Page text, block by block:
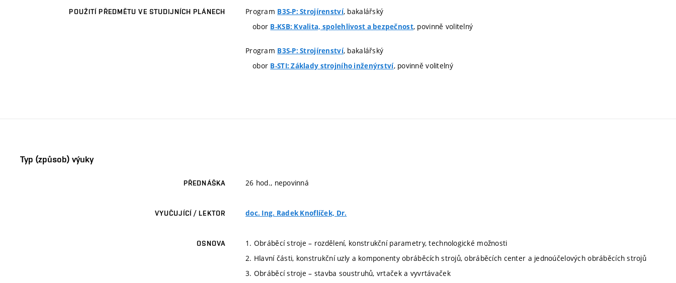
POUŽITÍ PŘEDMĚTU VE STUDIJNÍCH PLÁNECH Program B3S-P: Strojírenství, bakalářský
obor B-KSB: Kvalita, spolehlivost a bezpečnost, povinně volitelný
Program B3S-P: Strojírenství, bakalářský
obor B-STI: Základy strojního inženýrství, povinně volitelný
Typ (způsob) výuky
PŘEDNÁŠKA 26 hod., nepovinná
VYUČUJÍCÍ / LEKTOR doc. Ing. Radek Knoflíček, Dr.
OSNOVA
1. Obráběcí stroje – rozdělení, konstrukční parametry, technologické možnosti
2. Hlavní části, konstrukční uzly a komponenty obráběcích strojů, obráběcích center a jednoúčelových obráběcích strojů
3. Obráběcí stroje – stavba soustruhů, vrtaček a vyvrtávaček